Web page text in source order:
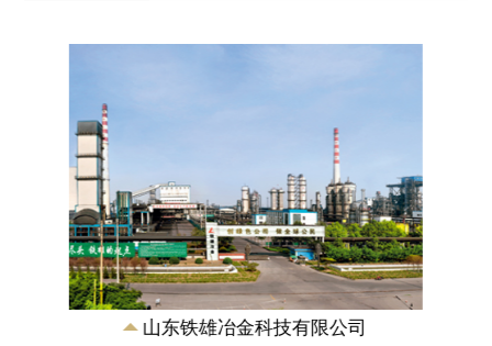
山东铁雄冶金科技有限公司
山东铁雄新沙能源有限公司
成立于2007年，是由山东铁雄冶金科技有
限公司、新汶矿业集团有限责任公司合资
兴建的特大型煤化工能源企业，注册资本
11.5...